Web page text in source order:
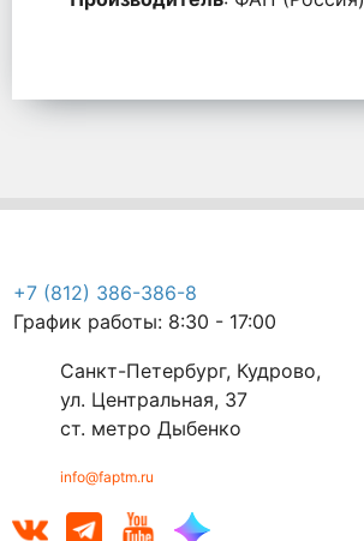
+7 (812) 386-386-8
График работы: 8:30 - 17:00
Санкт-Петербург, Кудрово,
ул. Центральная, 37
ст. метро Дыбенко
info@faptm.ru